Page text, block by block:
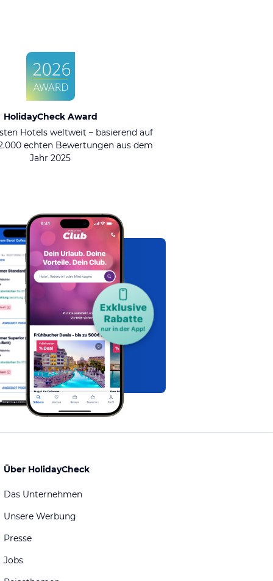
HolidayCheck Award
Hotels weltweit – basierend auf
echten Bewertungen aus dem
Jahr 2025
Über HolidayCheck
Das Unternehmen
Unsere Werbung
Presse
Jobs